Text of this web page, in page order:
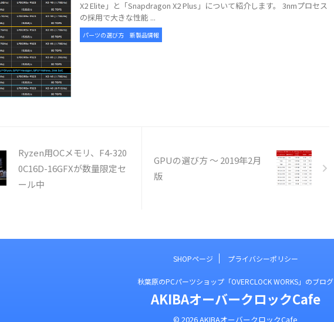
X2 Elite」と「Snapdragon X2 Plus」について紹介します。 3nmプロセス
の採用で大きな性能 ...
パーツの選び方 新製品情報
Ryzen用OCメモリ、F4-320
0C16D-16GFXが数量限定セ
ール中
GPUの選び方 ～ 2019年2月
版
SHOPページ プライバシーポリシー
秋葉原のPCパーツショップ「OVERCLOCK WORKS」のブログ
AKIBAオーバークロックCafe
© 2026 AKIBAオーバークロックCafe